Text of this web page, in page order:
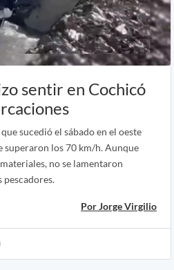
sentir en Cochicó
sucedió el sábado en el oeste
superaron los 70 km/h. Aunque
no se lamentaron
Por Jorge Virgilio